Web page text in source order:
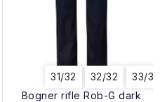
Bogner rifle Rob-G dark
31/32 32/32 33/32